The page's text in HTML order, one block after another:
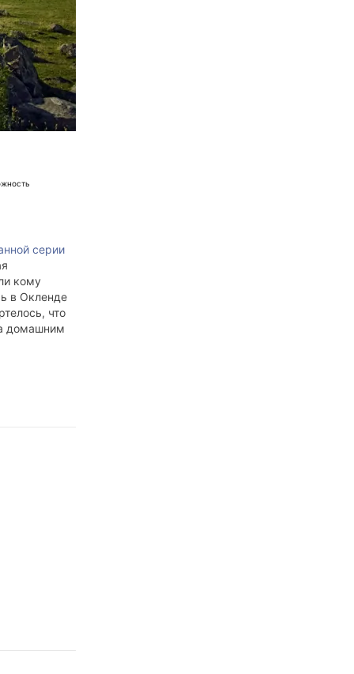
серии
кому
в Окленде
что
домашним